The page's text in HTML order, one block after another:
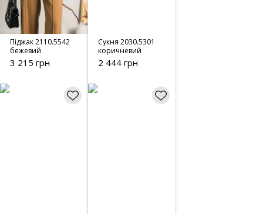
Піджак 2110.5542
бежевий
3 215 грн
Сукня 2030.5301
коричневий
2 444 грн